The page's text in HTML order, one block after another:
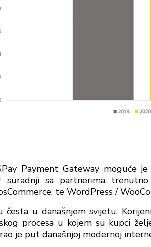
Payment Gateway moguće
suradnji sa partnerima
te WordPress /
česta u današnjem svijetu.
procesa u kojem su kupci
je put današnjoj modernoj